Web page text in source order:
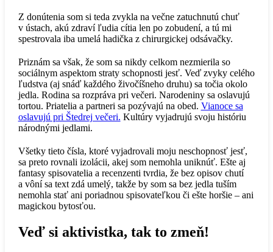
Z donútenia som si teda zvykla na večne zatuchnutú chuť
v ústach, akú zdraví ľudia cítia len po zobudení, a tú mi
spestrovala iba umelá hadička z chirurgickej odsávačky.
Priznám sa však, že som sa nikdy celkom nezmierila so
sociálnym aspektom straty schopnosti jesť. Veď zvyky celého
ľudstva (aj snáď každého živočíšneho druhu) sa točia okolo
jedla. Rodina sa rozpráva pri večeri. Narodeniny sa oslavujú
tortou. Priatelia a partneri sa pozývajú na obed. Vianoce sa
oslavujú pri Štedrej večeri. Kultúry vyjadrujú svoju históriu
národnými jedlami.
Všetky tieto čísla, ktoré vyjadrovali moju neschopnosť jesť,
sa preto rovnali izolácii, akej som nemohla uniknúť. Ešte aj
fantasy spisovatelia a recenzenti tvrdia, že bez opisov chutí
a vôní sa text zdá umelý, takže by som sa bez jedla tuším
nemohla stať ani poriadnou spisovateľkou či ešte horšie – ani
magickou bytosťou.
Veď si aktivistka, tak to zmeň!